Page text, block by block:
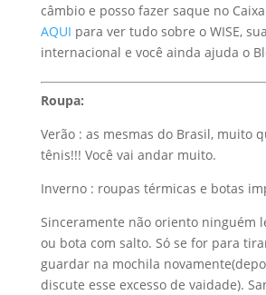
câmbio e posso fazer saque no
AQUI para ver tudo sobre o WISE,
internacional e você ainda ajuda o
Roupa:
Verão : as mesmas do Brasil, muito
tênis!!! Você vai andar muito.
Inverno : roupas térmicas e botas
Sinceramente não oriento ninguém
ou bota com salto. Só se for para
guardar na mochila
discute esse excesso de vaidade).